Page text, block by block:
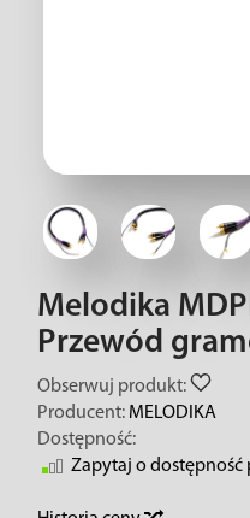
Melodika
Przewód
Obserwuj produkt:
Producent: MELODIKA
Dostępność:
Zapytaj o